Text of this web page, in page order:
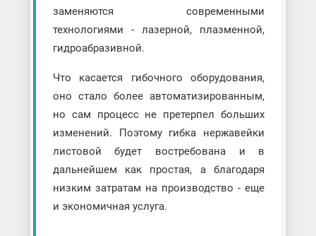
заменяются современными
технологиями - лазерной, плазменной,
гидроабразивной.
Что касается гибочного оборудования,
оно стало более автоматизированным,
но сам процесс не претерпел больших
изменений. Поэтому гибка нержавейки
листовой будет востребована и в
дальнейшем как простая, а благодаря
низким затратам на производство - еще
и экономичная услуга.